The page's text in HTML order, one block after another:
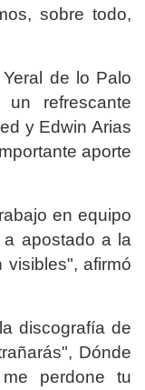
sobre todo,
de lo Palo
refrescante
y Edwin Arias
aporte
en equipo
apostado a la
afirmó
discografía de
Dónde
perdone tu